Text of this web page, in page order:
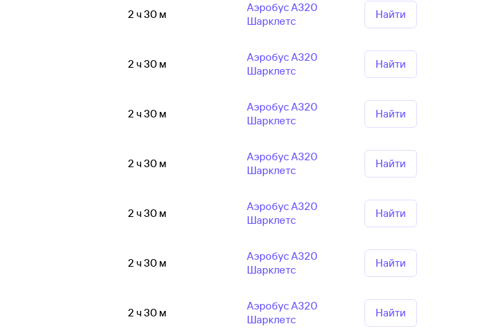
2 ч 30 м
Аэробус А320
Шарклетс
Найти
2 ч 30 м
Аэробус А320
Шарклетс
Найти
2 ч 30 м
Аэробус А320
Шарклетс
Найти
2 ч 30 м
Аэробус А320
Шарклетс
Найти
2 ч 30 м
Аэробус А320
Шарклетс
Найти
2 ч 30 м
Аэробус А320
Шарклетс
Найти
2 ч 30 м
Аэробус А320
Шарклетс
Найти